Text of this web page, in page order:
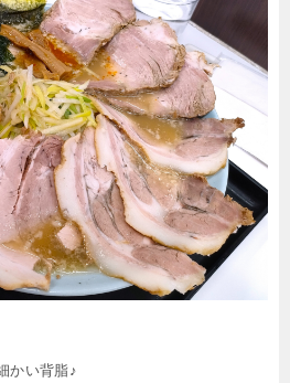
かい背脂♪